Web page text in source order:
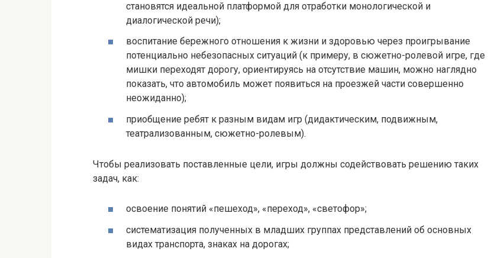
становятся идеальной платформой для отработки монологической и
диалогической речи);
воспитание бережного отношения к жизни и здоровью через проигрывание
потенциально небезопасных ситуаций (к примеру, в сюжетно-ролевой игре, где
мишки переходят дорогу, ориентируясь на отсутствие машин, можно наглядно
показать, что автомобиль может появиться на проезжей части совершенно
неожиданно);
приобщение ребят к разным видам игр (дидактическим, подвижным,
театрализованным, сюжетно-ролевым).
Чтобы реализовать поставленные цели, игры должны содействовать решению таких
задач, как:
освоение понятий «пешеход», «переход», «светофор»;
систематизация полученных в младших группах представлений об основных
видах транспорта, знаках на дорогах;